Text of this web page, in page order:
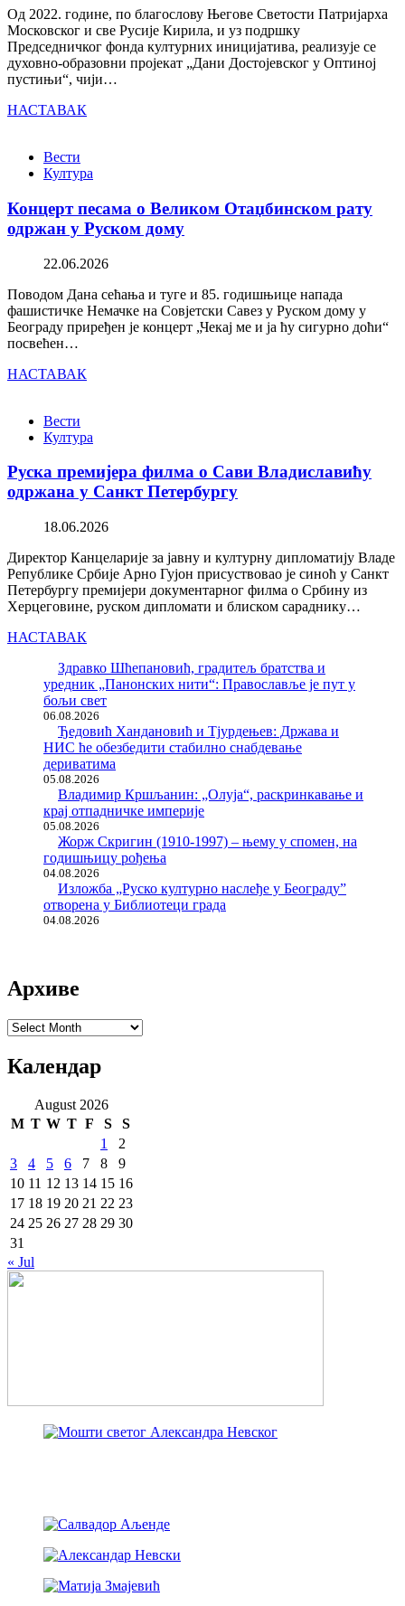
Од 2022. године, по благослову Његове Светости Патријарха
Московског и све Русије Кирила, и уз подршку
Председничког фонда културних иницијатива, реализује се
духовно-образовни пројекат „Дани Достојевског у Оптиној
пустињи“, чији…
НАСТАВАК
Вести
Култура
Концерт песама о Великом Отаџбинском рату
одржан у Руском дому
22.06.2026
Поводом Дана сећања и туге и 85. годишњице напада
фашистичке Немачке на Совјетски Савез у Руском дому у
Београду приређен је концерт „Чекај ме и ја ћу сигурно доћи“
посвећен…
НАСТАВАК
Вести
Култура
Руска премијера филма о Сави Владиславићу
одржана у Санкт Петербургу
18.06.2026
Директор Канцеларије за јавну и културну дипломатију Владе
Републике Србије Арно Гујон присуствовао је синоћ у Санкт
Петербургу премијери документарног филма о Србину из
Херцеговине, руском дипломати и блиском сараднику…
НАСТАВАК
Здравко Шћепановић, градитељ братства и
уредник „Панонских нити“: Православље је пут у
бољи свет
06.08.2026
Ђедовић Хандановић и Тјурдењев: Држава и
НИС ће обезбедити стабилно снабдевање
дериватима
05.08.2026
Владимир Кршљанин: „Олуја“, раскринкавање и
крај отпадничке империје
05.08.2026
Жорж Скригин (1910-1997) – њему у спомен, на
годишњицу рођења
04.08.2026
Изложба „Руско културно наслеђе у Београду”
отворена у Библиотеци града
04.08.2026
Архиве
Архиве
Календар
August 2026
M T W T F S
S
1
2
3
4 5 6 7 8
9
10 11 12 13 14 15 16
17 18 19 20 21 22 23
24 25 26 27 28 29 30
31
« Jul